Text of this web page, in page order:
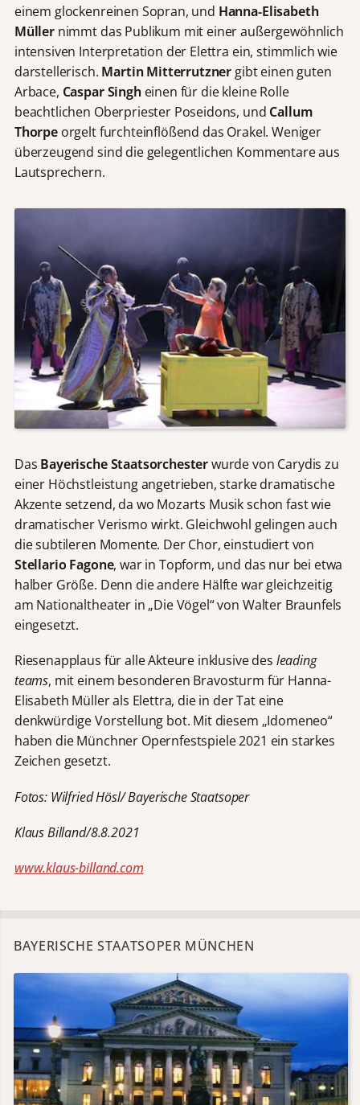
einem glockenreinen Sopran, und Hanna-Elisabeth
Müller nimmt das Publikum mit einer außergewöhnlich
intensiven Interpretation der Elettra ein, stimmlich wie
darstellerisch. Martin Mitterrutzner gibt einen guten
Arbace, Caspar Singheinen für die kleine Rolle
beachtlichen Oberpriester Poseidons, und Callum
Thorpe orgelt furchteinflößend das Orakel. Weniger
überzeugend sind die gelegentlichen Kommentare aus
Lautsprechern.
Das Bayerische Staatsorchesterwurde von Carydis zu
einer Höchstleistung angetrieben, starke dramatische
Akzente setzend, da wo Mozarts Musik schon fast wie
dramatischer Verismo wirkt. Gleichwohl gelingen auch
die subtileren Momente. Der Chor, einstudiert von
Stellario Fagone, war in Topform, und das nur bei etwa
halber Größe. Denn die andere Hälfte war gleichzeitig
am Nationaltheater in „Die Vögel“ von Walter Braunfels
eingesetzt.
Riesenapplaus für alle Akteure inklusive des leading
teams, mit einem besonderen Bravosturm für Hanna-
Elisabeth Müller als Elettra, die in der Tat eine
denkwürdige Vorstellung bot. Mit diesem „Idomeneo“
haben die Münchner Opernfestspiele 2021 ein starkes
Zeichen gesetzt.
Fotos: Wilfried Hösl/ Bayerische Staatsoper
Klaus Billand/8.8.2021
www.klaus-billand.com
BAYERISCHE STAATSOPER MÜNCHEN